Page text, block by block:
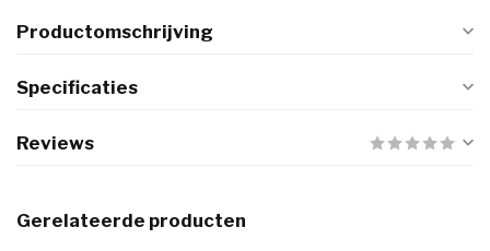
Productomschrijving
Specificaties
Reviews
Gerelateerde producten